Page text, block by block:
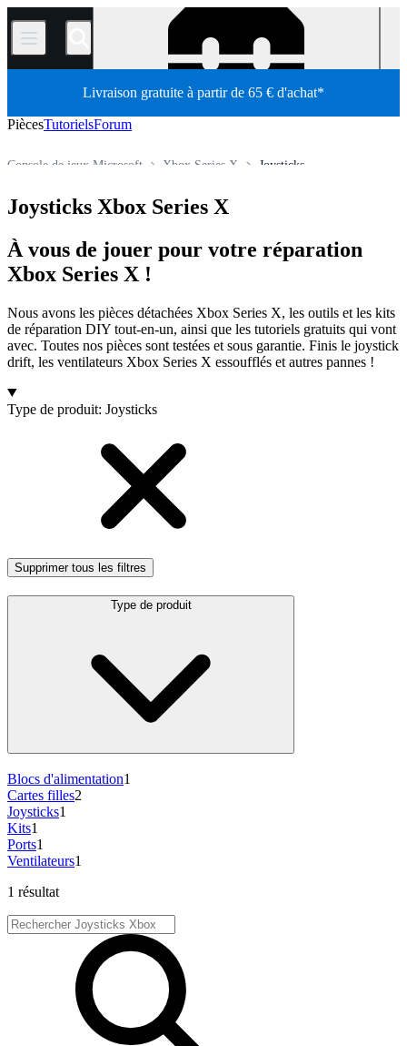
/
Livraison gratuite à partir de 65 € d'achat*
PiècesTutorielsForum
Joysticks
Xbox Series X
Console de jeux Microsoft
Joysticks Xbox Series X
À vous de jouer pour votre réparation
Xbox Series X !
Nous avons les pièces détachées Xbox Series X, les outils et les kits
de réparation DIY tout-en-un, ainsi que les tutoriels gratuits qui vont
avec. Toutes nos pièces sont testées et sous garantie. Finis le joystick
drift, les ventilateurs Xbox Series X essoufflés et autres pannes !
Produits
Type de produit: Joysticks
Supprimer tous les filtres
Type de produit
Blocs d'alimentation1
Cartes filles2
Joysticks1
Kits1
Ports1
Ventilateurs1
1 résultat